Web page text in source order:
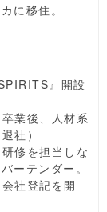
に移住。
』開設
業後、人材系
社）
修を担当しな
ーテンダー。
社登記を開